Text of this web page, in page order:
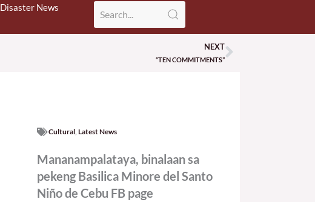
Disaster News
NEXT
“TEN COMMITMENTS”Next
Cultural, Latest News
Mananampalataya, binalaan sa
pekeng Basilica Minore del Santo
Niño de Cebu FB page